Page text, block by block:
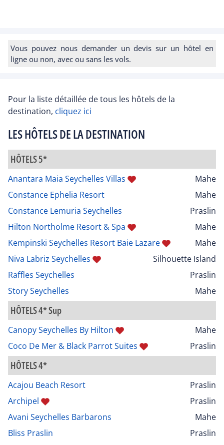
Vous pouvez nous demander un devis sur un hôtel en
ligne ou non, avec ou sans les vols.
Pour la liste détaillée de tous les hôtels de la
destination, cliquez ici
LES HÔTELS DE LA DESTINATION
HÔTELS 5*
Anantara Maia Seychelles Villas
Mahe
Constance Ephelia Resort
Mahe
Constance Lemuria Seychelles
Praslin
Hilton Northolme Resort & Spa
Mahe
Kempinski Seychelles Resort Baie Lazare
Mahe
Niva Labriz Seychelles
Silhouette Island
Raffles Seychelles
Praslin
Story Seychelles
Mahe
HÔTELS 4* Sup
Canopy Seychelles By Hilton
Mahe
Coco De Mer & Black Parrot Suites
Praslin
HÔTELS 4*
Acajou Beach Resort
Praslin
Archipel
Praslin
Avani Seychelles Barbarons
Mahe
Bliss Praslin
Praslin